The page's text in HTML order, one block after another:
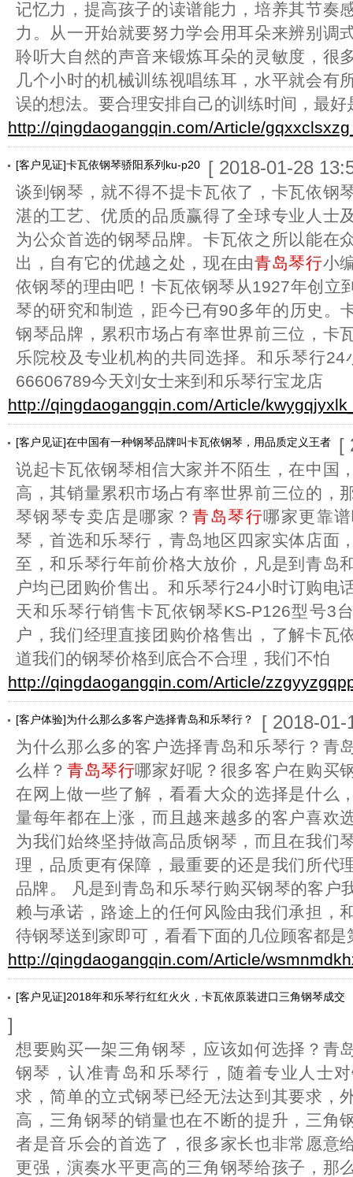
记忆力，提高孩子的读谱能力，培养其节奏
力。从一开始就要努力学会用耳朵来辨别调
聆听大自然的声音来锻炼耳朵的灵敏度，很
几个小时的机械训练视唱练耳，水平就会有
误的想法。要合理安排自己的训练时间，最好
http://qingdaogangqin.com/Article/
[客户见证]卡瓦依钢琴骄阳系列ku-p20 [ 2018-01-28
谈到钢琴，就不得不提卡瓦依了，卡瓦依钢
湛的工艺、优质的品质赢得了全球专业人士
为公众首选的钢琴品牌。卡瓦依之所以能在
出，自有它的优越之处，现在由青岛琴行小
依钢琴的理由吧！卡瓦依钢琴从1927年创立
琴的研究和制造，距今已有90多年的历史。
钢琴品牌，累积市场占有率世界前三位，卡
乐院校及专业机构的共同选择。和乐琴行24
66606789今天刘女士来到和乐琴行宝龙店
http://qingdaogangqin.com/Article/
[客户见证]在中国有一种钢琴品牌叫卡瓦依钢琴，用品质定义王者 [
说起卡瓦依钢琴相信大家并不陌生，在中国
高，其销量累积市场占有率世界前三位的，
琴钢琴专卖店是哪家？青岛琴行哪家更靠
琴，首选和乐琴行，青岛地区四家实体店面
至，和乐琴行年前价格大放价，凡是到青岛
户均已团购价售出。和乐琴行24小时订购电
天和乐琴行销售卡瓦依钢琴KS-P126型号3
户，我们经理直接团购价格售出，了解卡瓦
道我们的钢琴价格到底合不合理，我们不怕
http://qingdaogangqin.com/Article/
[客户体验]为什么那么多客户选择青岛和乐琴行？ [ 2018-01-
为什么那么多的客户选择青岛和乐琴行？青
么样？ 青岛琴行哪家好呢？很多客户在购买
在网上做一些了解，看看大众的选择是什么
量每年都在上涨，而且越来越多的客户喜欢
为我们始终坚持做高品质钢琴，而且在我们
理，品质更有保障，最重要的还是我们所代
品牌。 凡是到青岛和乐琴行购买钢琴的客户
赖与承诺，路途上的任何风险由我们承担，
待钢琴送到家即可，看看下面的几位顾客都是
http://qingdaogangqin.com/Article/
[客户见证]2018年和乐琴行红红火火，卡瓦依原装进口三角钢琴成交
]
想要购买一架三角钢琴，应该如何选择？青
钢琴，认准青岛和乐琴行，随着专业人士
求，简单的立式钢琴已经无法达到其要求，
高，三角钢琴的销量也在不断的提升，三角
者是音乐会的首选了，很多家长也非常愿意
更强，演奏水平更高的三角钢琴给孩子，那